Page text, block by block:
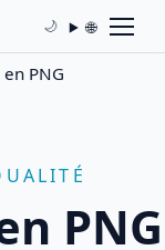
🌙 🌐
en PNG
PNG